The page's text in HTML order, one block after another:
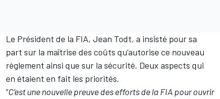
Le Président de la FIA, Jean Todt, a insisté pour sa
part sur la maîtrise des coûts qu’autorise ce nouveau
règlement ainsi que sur la sécurité. Deux aspects qui
en étaient en fait les priorités.
“C’est une nouvelle preuve des efforts de la FIA pour ouvrir